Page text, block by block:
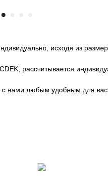
исходя из
рассчитывается
с нами любым удобным для вас